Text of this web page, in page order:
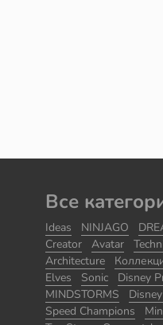
Все
Ideas NINJAGO
Creator
Avatar
Architecture
Elves
Sonic Disney
MINDSTORMS
Speed Champions